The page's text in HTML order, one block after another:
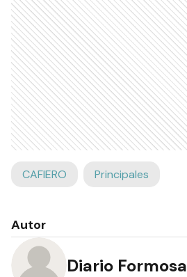
CAFIERO Principales
Autor
Diario Formosa